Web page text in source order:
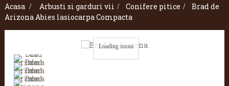
Acasa
> Arbusti si garduri vii > Conifere pitice >
Brad de
Arizona Abies lasiocarpa Compacta
Loading zoom